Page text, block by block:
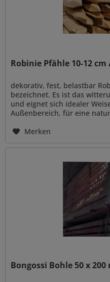
Robinie Pfähle 10-12 cm
dekorativ, fest, belastbar
bezeichnet. Es ist das
und eignet sich idealer
Außenbereich, für eine
Merken
Bongossi Bohle 50 x 200